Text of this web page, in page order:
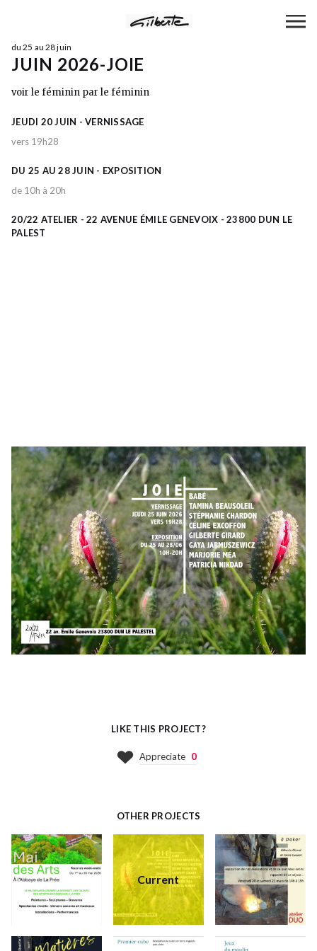
LIKE THIS PROJECT?
Appreciate 0
OTHER PROJECTS
Current
du 25 au 28 juin
JUIN 2026-JOIE
voir le féminin par le féminin
JEUDI 20 JUIN - VERNISSAGE
vers 19h28
DU 25 AU 28 JUIN - EXPOSITION
de 10h à 20h
20/22 ATELIER - 22 AVENUE ÉMILE GENEVOIX - 23800 DUN LE
PALEST